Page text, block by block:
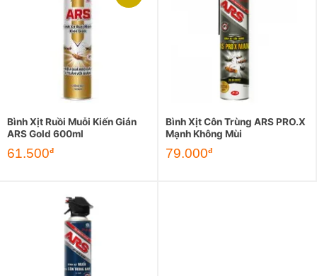
Bình Xịt Ruồi Muỗi Kiến Gián
ARS Gold 600ml
Giá
gốc
61.500đGiá
Bình Xịt Côn Trùng ARS PRO.X
Mạnh Không Mùi
79.000đ